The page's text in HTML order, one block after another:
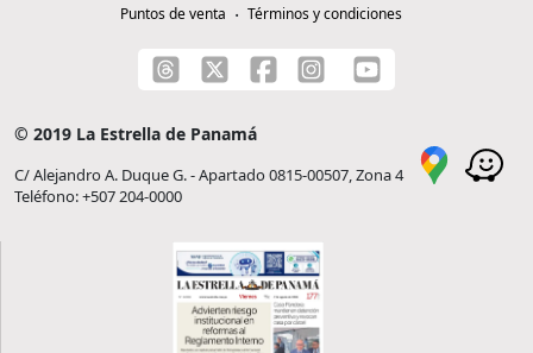
Puntos de venta
Términos y condiciones
© 2019 La Estrella de Panamá
C/ Alejandro A. Duque G. - Apartado 0815-00507, Zona 4
Teléfono: +507 204-0000